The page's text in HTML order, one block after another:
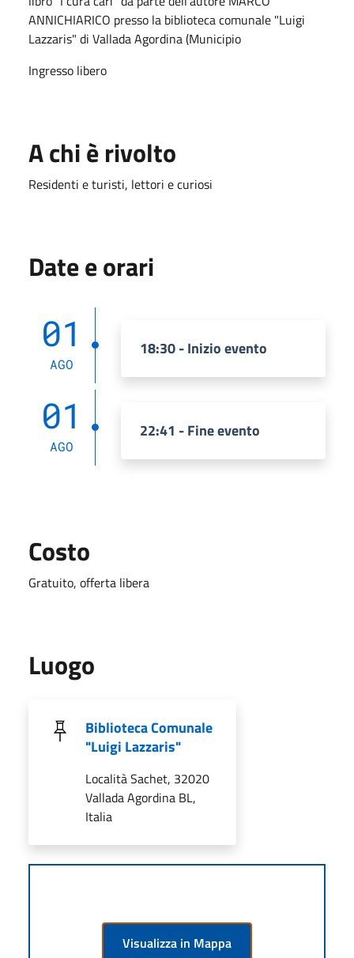
ANNICHIARICO presso la biblioteca comunale "Luigi
Lazzaris" di Vallada Agordina (Municipio
Ingresso libero
A chi è rivolto
Residenti e turisti, lettori e curiosi
Date e orari
01
AGO
18:30 - Inizio evento
01
AGO
22:41 - Fine evento
Costo
Gratuito, offerta libera
Luogo
Biblioteca Comunale
"Luigi Lazzaris"
Località Sachet, 32020
Vallada Agordina BL,
Italia
Visualizza in Mappa